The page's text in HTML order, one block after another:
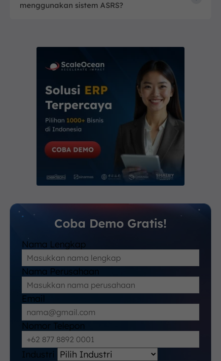
menggunakan sistem ASRS?
Coba Demo Gratis!
Nama Lengkap
Nama Perusahaan
Email
Nomor Telepon
Industri